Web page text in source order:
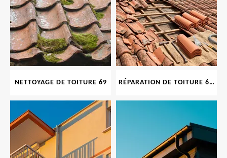
NETTOYAGE DE TOITURE 69 RÉPARATION DE TOITURE 69 RHONE, TUILES CASSÉES OU ABIMÉES